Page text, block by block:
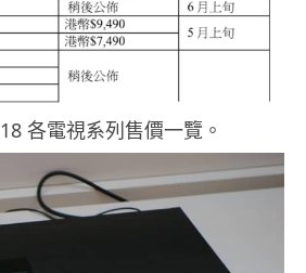
各電視系列售價一覽。